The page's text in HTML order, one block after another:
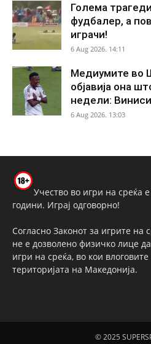
Голема
фудбалер, а
играчи!
6 Aug 2026. 14:11
Медиумите во
објавија она
недели:
6 Aug 2026. 13:03
Учество во игри на среќа
години. Играј одговорно!
Согласно Законот за игрите на
не е дозволено физичко лице
игри на среќа, во кои
територијата на Македонија.
© 2025